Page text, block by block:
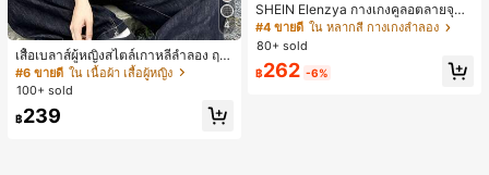
4
เสื้อเบลาส์ผู้หญิงสไตล์เกาหลีลำลอง ฤดู
ใบไม้ผลิ/ฤดูร้อนใหม่ ชายระบาย ชิคแล
ะหรูหรา
#6 ขายดี ใน เนื้อผ้า เสื้อผู้หญิง
100+ sold
฿239
SHEIN Elenzya กางเกงคูลอตลายจุดเ
อวสูงแบบใหม่สำหรับฤดูใบไม้ผลิ/ฤดูร้อ
น, สไตล์หรูหราเหมาะสำหรับใส่ในชีวิต
ประจำวันและทำงาน, ให้ความรู้สึกวินเ
ทจสำหรับฤดูรับปริญญา, เทศกาลดนตร
ี, การแข่งม้าดาร์บี้, วันประกาศอิสรภาพ
#4 ขายดี ใน หลากสี กางเกงลำลอง
80+ sold
฿262 -6%